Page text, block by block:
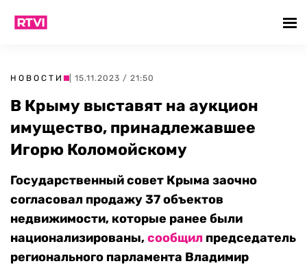
НОВОСТИ | 15.11.2023 / 21:50
В Крыму выставят на аукцион
имущество, принадлежавшее
Игорю Коломойскому
Государственный совет Крыма заочно
согласовал продажу 37 объектов
недвижимости, которые ранее были
национализированы,сообщил председатель
регионального парламента Владимир